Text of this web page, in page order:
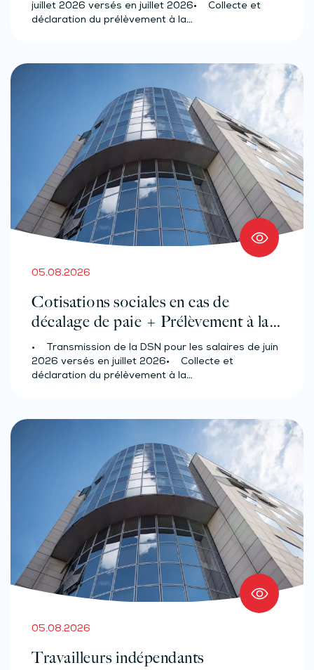
juillet 2026 versés en juillet 2026• Collecte et
déclaration du prélèvement à la…
05.08.2026
Cotisations sociales en cas de
décalage de paie + Prélèvement à la
source des salariés et assimilés
(effectif d’au moins 50 salariés)
• Transmission de la DSN pour les salaires de juin
2026 versés en juillet 2026• Collecte et
déclaration du prélèvement à la…
05.08.2026
Travailleurs indépendants